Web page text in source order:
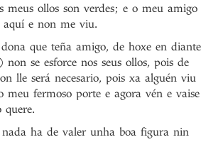
meus ollos son verdes; e o meu amigo
aquí e non me viu.
que teña amigo, de hoxe en diante
se esforce nos seus ollos, pois de
lle será necesario, pois xa alguén viu
meu fermoso porte e agora vén e vaise
ha de valer unha boa figura nin